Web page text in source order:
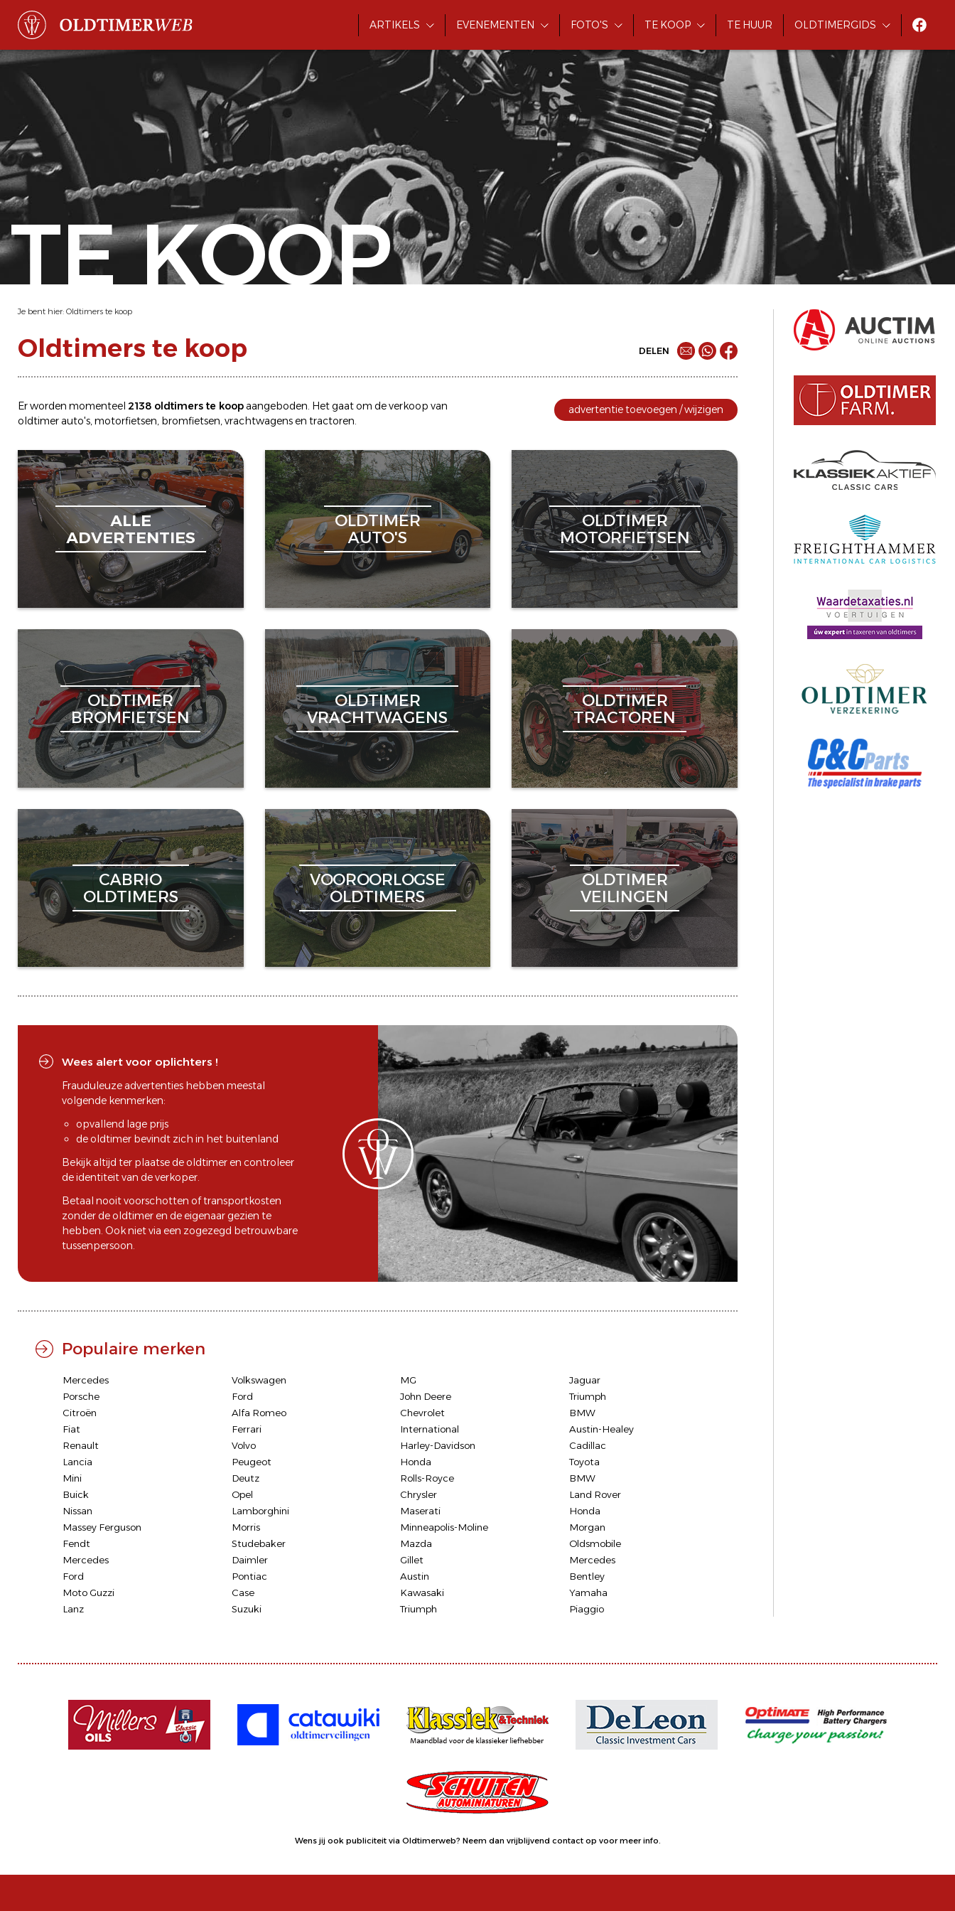
ARTIKELS EVENEMENTEN FOTO'S TE KOOP TE HUUR OLDTIMERGIDS
TE KOOP
Je bent hier: Oldtimers te koop
Oldtimers te koop DELEN
Er worden momenteel 2138 oldtimers te koopaangeboden. Het gaat om deverkoop van
oldtimerauto's,motorfietsen, bromfietsen,vrachtwagens en tractoren.
advertentie toevoegen / wijzigen
ALLE
ADVERTENTIES
OLDTIMER
AUTO'S
OLDTIMER
MOTORFIETSEN
OLDTIMER
BROMFIETSEN
OLDTIMER
VRACHTWAGENS
OLDTIMER
TRACTOREN
CABRIO
OLDTIMERS
VOOROORLOGSE
OLDTIMERS
OLDTIMER
VEILINGEN
Wees alert voor oplichters !
Frauduleuze advertenties hebben meestal
volgende kenmerken:
opvallend lage prijs
de oldtimer bevindt zich in het buitenland
Bekijk altijd ter plaatse de oldtimer en controleer
de identiteit van de verkoper.
Betaal nooit voorschotten of transportkosten
zonder de oldtimer en de eigenaar gezien te
hebben. Ook niet via een zogezegd betrouwbare
tussenpersoon.
Populaire merken
Mercedes Volkswagen MG
Jaguar
Porsche
Ford John Deere
Triumph
Citroën
Alfa Romeo Chevrolet
BMW
Fiat
Ferrari International
Austin-Healey
Renault
Volvo Harley-Davidson
Cadillac
Lancia
Peugeot Honda
Toyota
Mini
Deutz Rolls-Royce
BMW
Buick
Opel Chrysler
Land Rover
Nissan
Lamborghini Maserati
Honda
Massey Ferguson
Morris Minneapolis-Moline
Morgan
Fendt
Studebaker Mazda
Oldsmobile
Mercedes
Daimler Gillet
Mercedes
Ford
Pontiac Austin
Bentley
Moto Guzzi
Case Kawasaki
Yamaha
Lanz
Suzuki Triumph Piaggio
Wens jij ook publiciteit via Oldtimerweb? Neem dan vrijblijvend contact op voor meer info.